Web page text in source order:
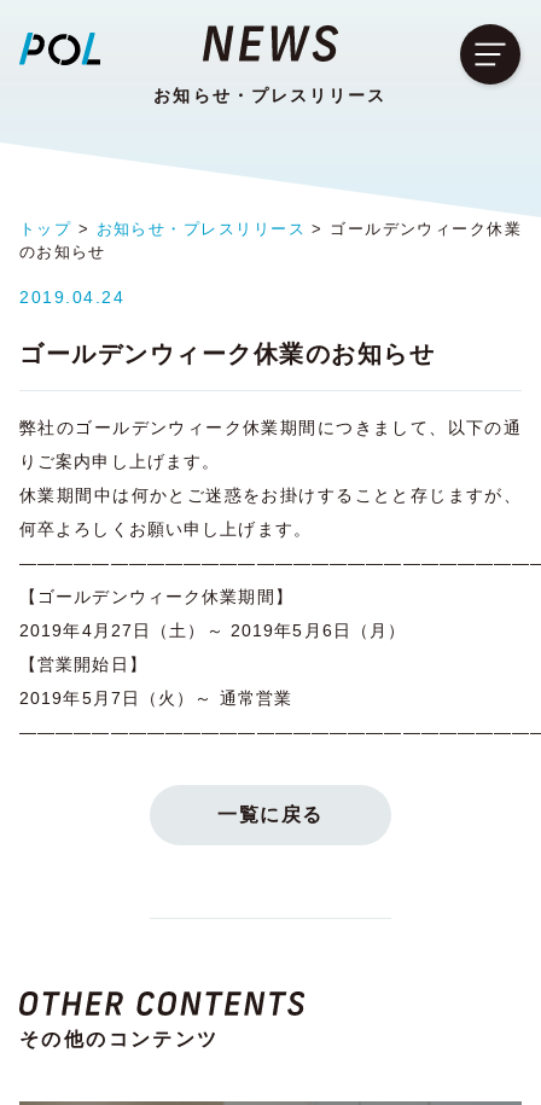
お知らせ・プレスリリース
トップ お知らせ・プレスリリース
ゴールデンウィーク休業
のお知らせ
2019.04.24
ゴールデンウィーク休業のお知らせ
弊社のゴールデンウィーク休業期間につきまして、以下の通
りご案内申し上げます。
休業期間中は何かとご迷惑をお掛けすることと存じますが、
何卒よろしくお願い申し上げます。
【ゴールデンウィーク休業期間】
2019年4月27日（土）～ 2019年5月6日（月）
【営業開始日】
2019年5月7日（火）～ 通常営業
一覧に戻る
その他のコンテンツ